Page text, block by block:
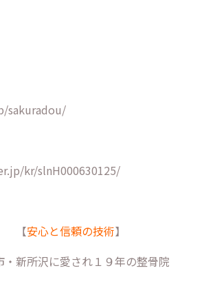
sakuradou/
kr/slnH000630125/
【安心と信頼の技術】
・新所沢に愛され１９年の整骨院